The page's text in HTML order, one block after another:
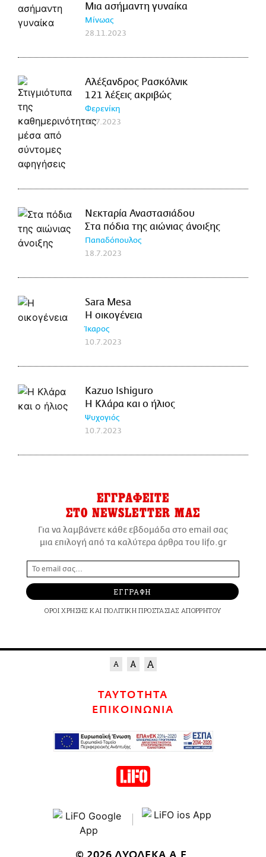
Μια ασήμαντη γυναίκα
Μίνωας
28.11.2023
Αλέξανδρος Ρασκόλνικ
121 λέξεις ακριβώς
Φερενίκη
21.7.2023
Νεκταρία Αναστασιάδου
Στα πόδια της αιώνιας άνοιξης
Παπαδόπουλος
18.7.2023
Sara Mesa
Η οικογένεια
Ίκαρος
10.7.2023
Kazuo Ishiguro
Η Κλάρα και ο ήλιος
Ψυχογιός
10.7.2023
ΕΓΓΡΑΦΕΙΤΕ
ΣΤΟ NEWSLETTER ΜΑΣ
Για να λαμβάνετε κάθε εβδομάδα στο email σας
μια επιλογή από τα καλύτερα άρθρα του lifo.gr
ΕΓΓΡΑΦΗ
ΟΡΟΙ ΧΡΗΣΗΣ ΚΑΙ ΠΟΛΙΤΙΚΗ ΠΡΟΣΤΑΣΙΑΣ ΑΠΟΡΡΗΤΟΥ
ΤΑΥΤΟΤΗΤΑ
ΕΠΙΚΟΙΝΩΝΙΑ